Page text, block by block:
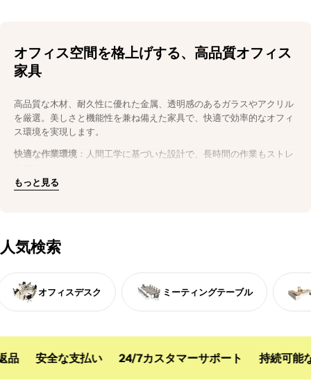
オフィス空間を格上げする、高品質オフィス
家具
高品質な木材、耐久性に優れた金属、透明感のあるガラスやアクリル
を厳選。美しさと機能性を兼ね備えた家具で、快適で効率的なオフィ
ス環境を実現します。
快適な作業環境 ：人間工学に基づいた設計で、長時間の作業もストレ
耐久性抜群
効率性と美観を両立させたオフィス家具で、社員の作業効率と快適性
今すぐ購入して、理想のオフィス空間を手に入れましょう。
もっと見る
人気検索
オフィスデスク ミーティングテーブル
安全な支払い 24/7カスタマーサポート 持続可能な